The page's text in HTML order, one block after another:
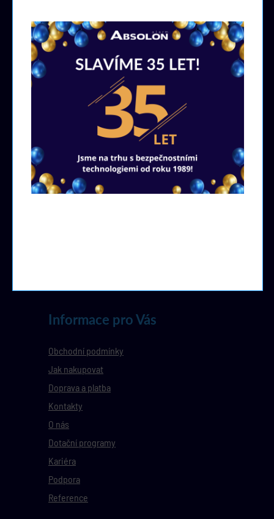
Pobočky
Informace pro Vás
Obchodní podmínky
Jak nakupovat
Doprava a platba
Kontakty
O nás
Dotační programy
Kariéra
Podpora
Reference